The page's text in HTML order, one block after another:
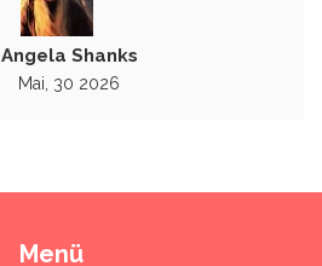
Angela Shanks
Mai, 30 2026
Menü